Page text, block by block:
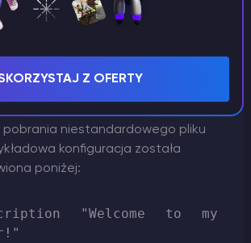
my_server_identity/cfg/
pobrania niestandardowego pliku
konfiguracja została
poniżej:
"Welcome to my
Z OFERTY